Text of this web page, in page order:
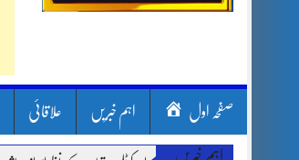
صفحہ اول اہم خبریں علاقائی
اہم خبریں